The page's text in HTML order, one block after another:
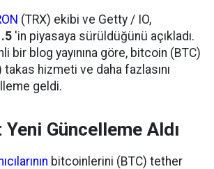
(TRX) ekibi ve Getty / IO,
'in piyasaya sürüldüğünü açıkladı.
bir blog yayınına göre, bitcoin (BTC)
hizmeti ve daha fazlasını
geldi.
Güncelleme Aldı
bitcoinlerini (BTC) tether